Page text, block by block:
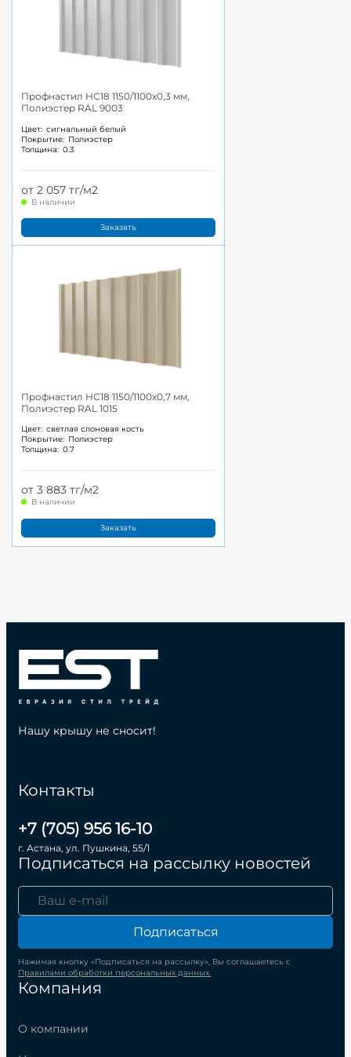
Профнастил НС18 1150/1100x0,3 мм,
Полиэстер RAL 9003
Цвет: сигнальный белый
Покрытие: Полиэстер
Толщина: 0.3
от 2 057 тг/м2
В наличии
Заказать
Профнастил НС18 1150/1100x0,7 мм,
Полиэстер RAL 1015
Цвет: светлая слоновая кость
Покрытие: Полиэстер
Толщина: 0.7
от 3 883 тг/м2
В наличии
Заказать
Компания
О компании
Контакты
+7 (705) 956 16-10
г. Астана, ул. Пушкина, 55/1
Подписаться на рассылку новостей
Подписаться
Нажимая кнопку «Подписаться на рассылку», Вы соглашаетесь с
Правилами обработки персональных данных.
Нашу крышу не сносит!